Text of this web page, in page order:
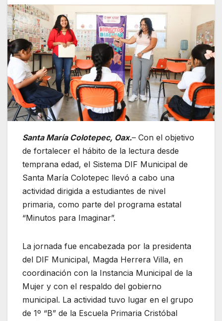
Santa María Colotepec, Oax.– Con el objetivo
de fortalecer el hábito de la lectura desde
temprana edad, el Sistema DIF Municipal de
Santa María Colotepec llevó a cabo una
actividad dirigida a estudiantes de nivel
primaria, como parte del programa estatal
“Minutos para Imaginar”.
La jornada fue encabezada por la presidenta
del DIF Municipal, Magda Herrera Villa, en
coordinación con la Instancia Municipal de la
Mujer y con el respaldo del gobierno
municipal. La actividad tuvo lugar en el grupo
de 1º “B” de la Escuela Primaria Cristóbal